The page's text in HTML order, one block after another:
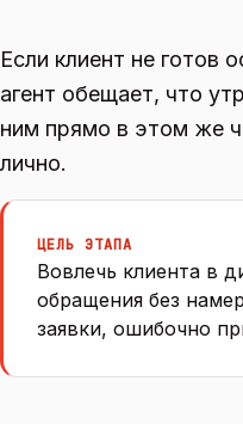
Если клиент не готов
агент обещает, что
ним прямо в этом же
лично.
ЦЕЛЬ ЭТАПА
Вовлечь клиента в
обращения без
заявки, ошибочно